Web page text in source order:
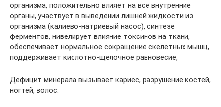
организма, положительно влияет на все внутренние
органы, участвует в выведении лишней жидкости из
организма (калиево-натриевый насос), синтезе
ферментов, нивелирует влияние токсинов на ткани,
обеспечивает нормальное сокращение скелетных мышц,
поддерживает кислотно-щелочное равновесие,
Дефицит минерала вызывает кариес, разрушение костей,
ногтей, волос.